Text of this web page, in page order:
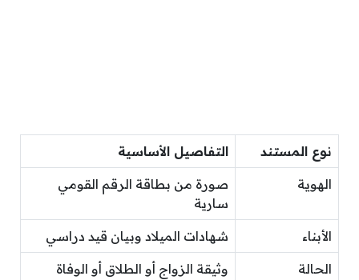
نوع المستند التفاصيل الأساسية
الهوية
صورة من بطاقة الرقم القومي
سارية
الأبناء شهادات الميلاد وبيان قيد دراسي
الحالة وثيقة الزواج أو الطلاق أو الوفاة